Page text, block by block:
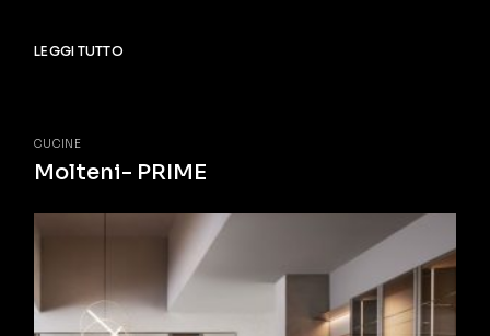
LEGGI TUTTO
CUCINE
Molteni- PRIME